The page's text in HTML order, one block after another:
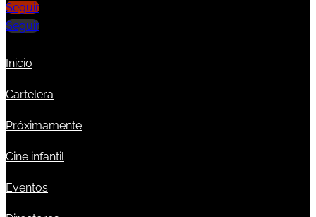
Seguir
Seguir
Inicio
Cartelera
Próximamente
Cine infantil
Eventos